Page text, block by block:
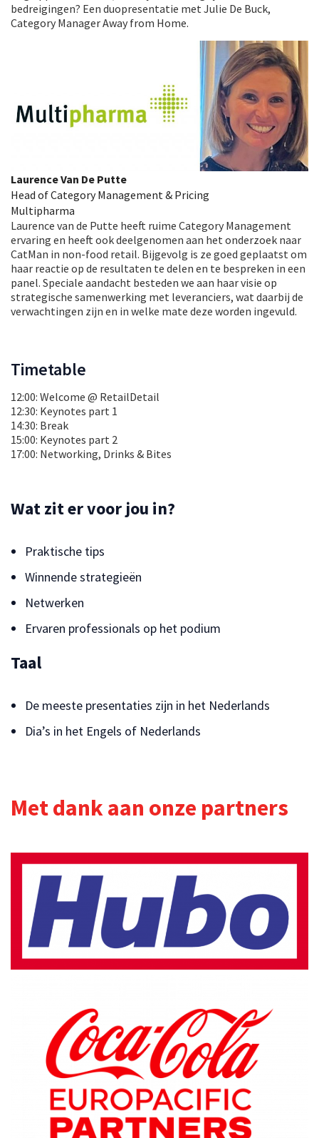
bedreigingen? Een duopresentatie met Julie De Buck,
Category Manager Away from Home.
Laurence Van De Putte
Head of Category Management & Pricing
Multipharma
Laurence van de Putte heeft ruime Category Management
ervaring en heeft ook deelgenomen aan het onderzoek naar
CatMan in non-food retail. Bijgevolg is ze goed geplaatst om
haar reactie op de resultaten te delen en te bespreken in een
panel. Speciale aandacht besteden we aan haar visie op
strategische samenwerking met leveranciers, wat daarbij de
verwachtingen zijn en in welke mate deze worden ingevuld.
Timetable
12:00: Welcome @ RetailDetail
12:30: Keynotes part 1
14:30: Break
15:00: Keynotes part 2
17:00: Networking, Drinks & Bites
Wat zit er voor jou in?
Praktische tips
Winnende strategieën
Netwerken
Ervaren professionals op het podium
Taal
De meeste presentaties zijn in het Nederlands
Dia’s in het Engels of Nederlands
Met dank aan onze partners